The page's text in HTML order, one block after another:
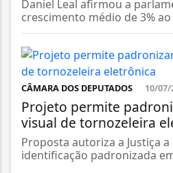
Daniel Leal afirmou a
crescimento médio de 3%
CÂMARA DOS DEPUTADOS 10/07/
Projeto permite
visual de tornozeleira
Proposta autoriza a Justiça
identificação padronizada